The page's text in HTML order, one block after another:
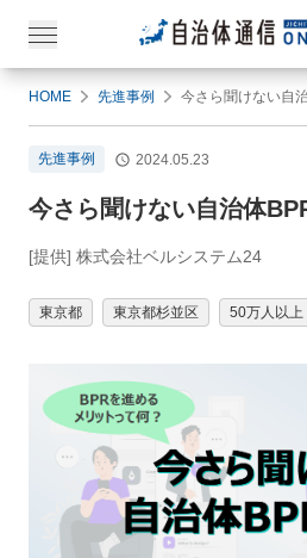
HOME 先進事例 今さら聞けない自
先進事例 2024.05.23
今さら聞けない自治体
[提供] 株式会社ベルシステム24
東京都 東京都杉並区 50万人以上